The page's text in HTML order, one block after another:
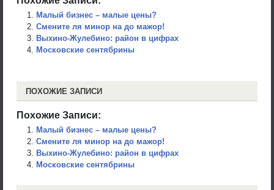
Малый бизнес – малые цены?
Смените ля минор на до мажор!
Выхино-Жулебино: район в цифрах
Московские сентябрины
ПОХОЖИЕ ЗАПИСИ
Похожие Записи:
Малый бизнес – малые цены?
Смените ля минор на до мажор!
Выхино-Жулебино: район в цифрах
Московские сентябрины